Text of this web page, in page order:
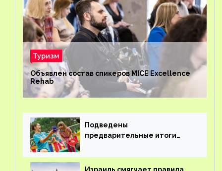
Туризм
Объявлен состав спикеров MICE Excellence
Rehab
Подведены
предварительные итоги